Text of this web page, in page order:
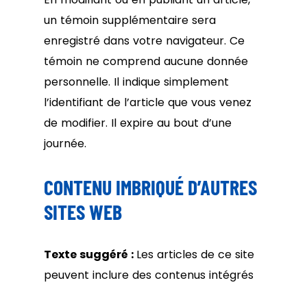
un témoin supplémentaire sera
enregistré dans votre navigateur. Ce
témoin ne comprend aucune donnée
personnelle. Il indique simplement
l’identifiant de l’article que vous venez
de modifier. Il expire au bout d’une
journée.
CONTENU IMBRIQUÉ D’AUTRES
SITES WEB
Texte suggéré : Les articles de ce site
peuvent inclure des contenus intégrés